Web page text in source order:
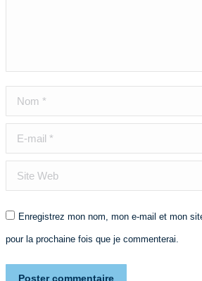
Nom *
E-mail *
Site Web
Enregistrez mon nom, mon e-mail et mon
pour la prochaine fois que je commenterai.
Poster commentaire